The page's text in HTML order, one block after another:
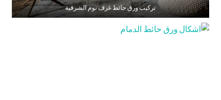
تركيب ورق حائط غرف نوم الشرقية